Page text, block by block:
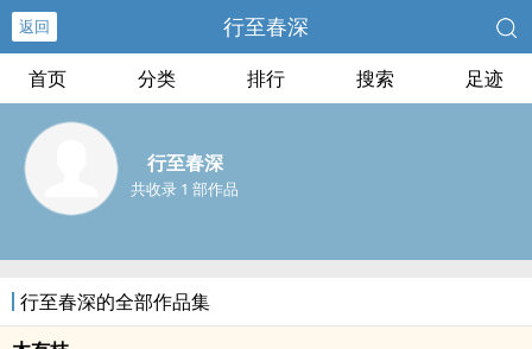
返回 行至春深
首页 分类 排行 搜索 足迹
行至春深
共收录 1 部作品
行至春深的全部作品集